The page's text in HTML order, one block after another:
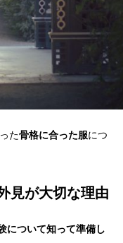
た骨格に合った服につ
見が大切な理由
について知って準備し